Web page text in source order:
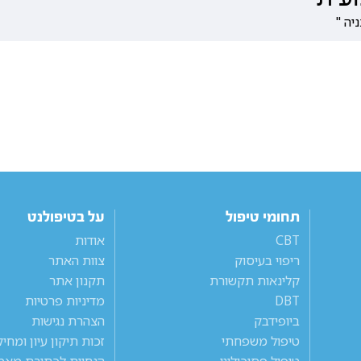
תחומי טיפול
CBT
ריפוי בעיסוק
קלינאות תקשורת
DBT
ביופידבק
טיפול משפחתי
על בטיפולנט
אודות
צוות האתר
תקנון אתר
מדיניות פרטיות
הצהרת נגישות
זכות תיקון עיון